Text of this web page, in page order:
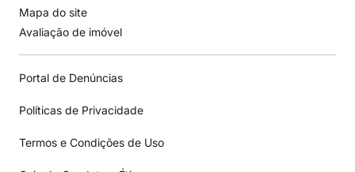
Mapa do site
Avaliação de imóvel
Portal de Denúncias
Políticas de Privacidade
Termos e Condições de Uso